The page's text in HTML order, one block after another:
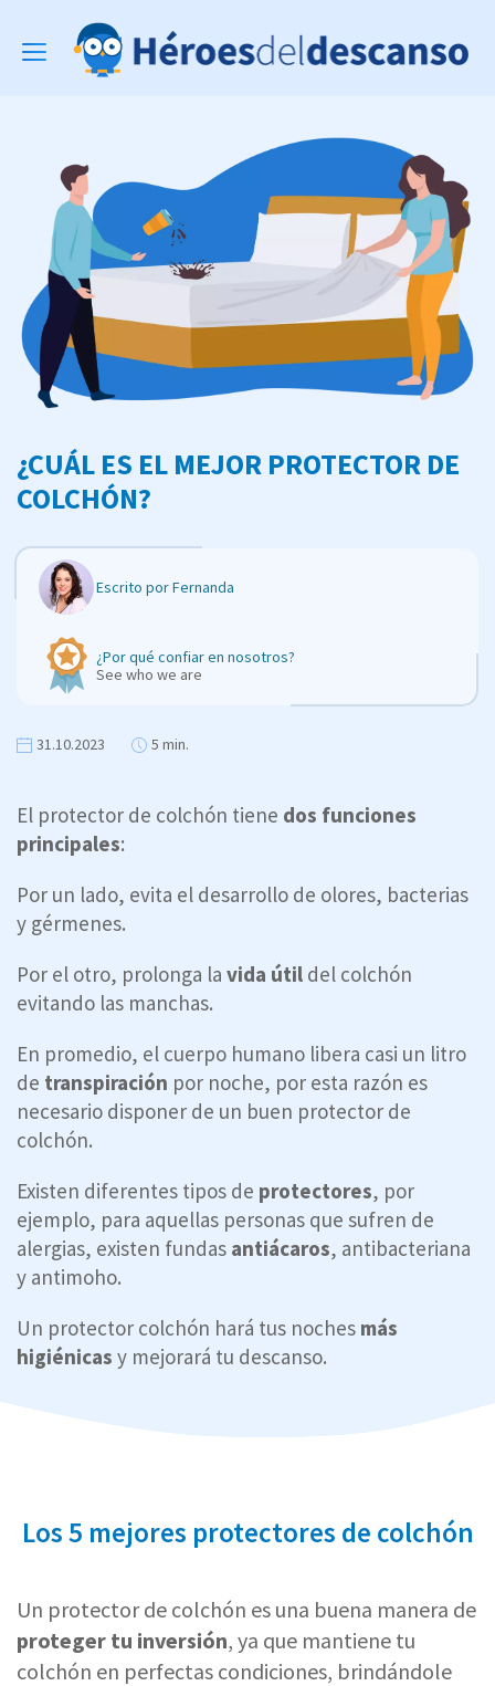
Toggle
navigation
¿CUÁL ES EL MEJOR PROTECTOR DE
COLCHÓN?
Escrito porFernanda
¿Por qué confiar en nosotros?
See who we are
31.10.2023 5 min.
El protector de colchón tiene dos funciones
principales:
Por un lado, evita el desarrollo de olores, bacterias
y gérmenes.
Por el otro, prolonga la vida útil del colchón
evitando las manchas.
En promedio, el cuerpo humano libera casi un litro
de transpiración por noche, por esta razón es
necesario disponer de un buen protector de
colchón.
Existen diferentes tipos de protectores, por
ejemplo, para aquellas personas que sufren de
alergias, existen fundas antiácaros, antibacteriana
y antimoho.
Un protector colchón hará tus noches más
higiénicas y mejorará tu descanso.
Los 5 mejores protectores de colchón
Un protector de colchón es una buena manera de
proteger tu inversión, ya que mantiene tu
colchón en perfectas condiciones, brindándole